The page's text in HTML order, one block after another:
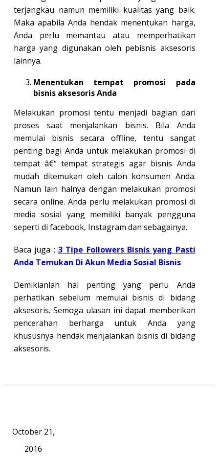
terjangkau namun memiliki kualitas yang baik.
Maka apabila Anda hendak menentukan harga,
Anda perlu memantau atau memperhatikan
harga yang digunakan oleh pebisnis aksesoris
lainnya.
Menentukan tempat promosi pada
bisnis aksesoris Anda
Melakukan promosi tentu menjadi bagian dari
proses saat menjalankan bisnis. Bila Anda
memulai bisnis secara offline, tentu sangat
penting bagi Anda untuk melakukan promosi di
tempat â€“ tempat strategis agar bisnis Anda
mudah ditemukan oleh calon konsumen Anda.
Namun lain halnya dengan melakukan promosi
secara online. Anda perlu melakukan promosi di
media sosial yang memiliki banyak pengguna
seperti di facebook, Instagram dan sebagainya.
Baca juga : 3 Tipe Followers Bisnis yang Pasti
Anda Temukan Di Akun Media Sosial Bisnis
Demikianlah hal penting yang perlu Anda
perhatikan sebelum memulai bisnis di bidang
aksesoris. Semoga ulasan ini dapat memberikan
pencerahan berharga untuk Anda yang
khususnya hendak menjalankan bisnis di bidang
aksesoris.
October 21,
2016